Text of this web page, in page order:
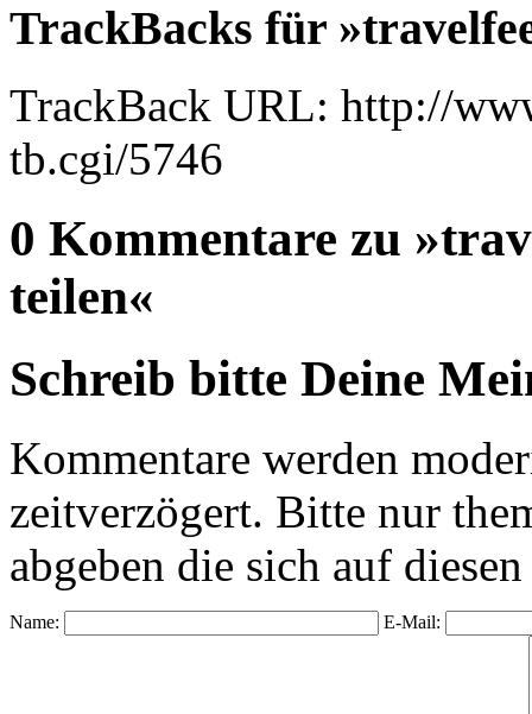
TrackBacks für
TrackBack URL: http://
tb.cgi/5746
0 Kommentare zu
teilen«
Schreib bitte Deine
Kommentare werden
zeitverzögert. Bitte nur
abgeben die sich auf
Name: E-Mail: